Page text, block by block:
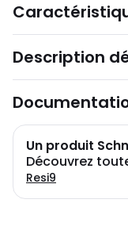
Description
Un produit
Découvrez
Resi9